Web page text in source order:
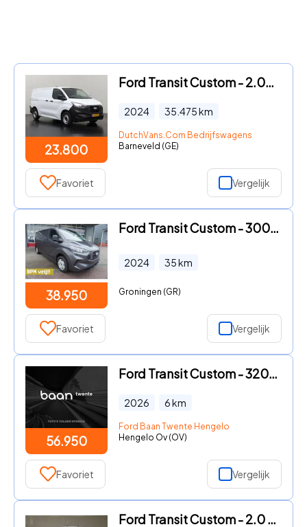
23.800
Ford Transit Custom - 2.0TDCi 136PK Business | Digital Cockpit | Multimedia | Airc
2024 35.475km
DutchVans.Com Bedrijfswagens
Barneveld (GE)
Favoriet Vergelijk
38.950
Ford Transit Custom - 300L 2.0 TDCI 136PK L2H1 Trend Nr. V020 | Airco | Cruise | C
2024 35km
Groningen (GR)
Favoriet Vergelijk
56.950
Ford Transit Custom - 320 2.0 TDCI 170 PK AUT L2H1 Sport Dubbel Cabine | Incl. BPM
2026 6km
Ford Baan Twente Hengelo
Hengelo Ov (OV)
Favoriet Vergelijk
Ford Transit Custom - 2.0 TDCI 130pk L1 H1 Limited Automaat